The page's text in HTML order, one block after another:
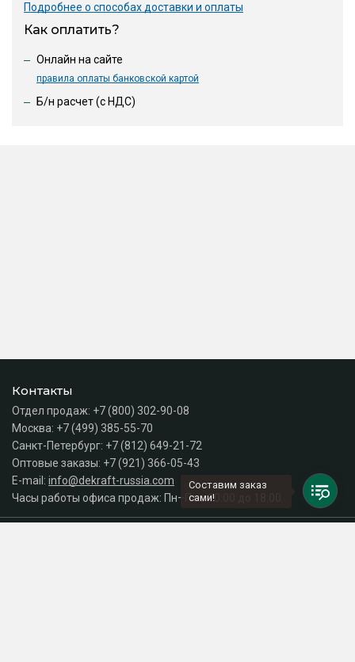
Подробнее о способах доставки и оплаты
Как оплатить?
Онлайн на сайте
правила оплаты банковской картой
Б/н расчет (c НДС)
Контакты
Отдел продаж: +7 (800) 302-90-08
Москва: +7 (499) 385-55-70
Санкт-Петербург: +7 (812) 649-21-72
Оптовые заказы: +7 (921) 366-05-43
E-mail: info@dekraft-russia.com
Часы работы офиса продаж: Пн–Пт с 10:00 до 18:00
Составим заказ
сами!